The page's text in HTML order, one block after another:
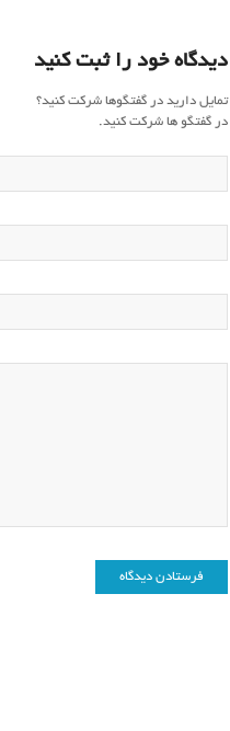
دیدگاه خود را ثبت کنید
تمایل دارید در گفتگوها شرکت کنید؟
در گفتگو ها شرکت کنید.